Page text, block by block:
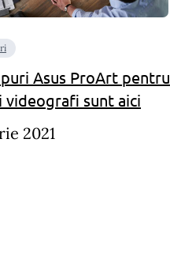
Asus ProArt pentru
sunt aici
2021